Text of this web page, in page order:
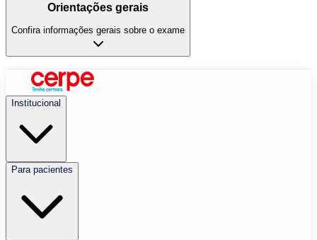
Orientações gerais
Confira informações gerais sobre o exame
Institucional
Para pacientes